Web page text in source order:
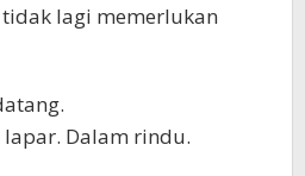
lagi memerlukan
Dalam rindu.